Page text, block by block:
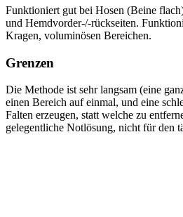
Funktioniert gut bei Hosen (Beine
und Hemdvorder-/-rückseiten.
Kragen, voluminösen Bereichen.
Grenzen
Die Methode ist sehr langsam (eine
einen Bereich auf einmal, und eine
Falten erzeugen, statt welche zu
gelegentliche Notlösung, nicht für den